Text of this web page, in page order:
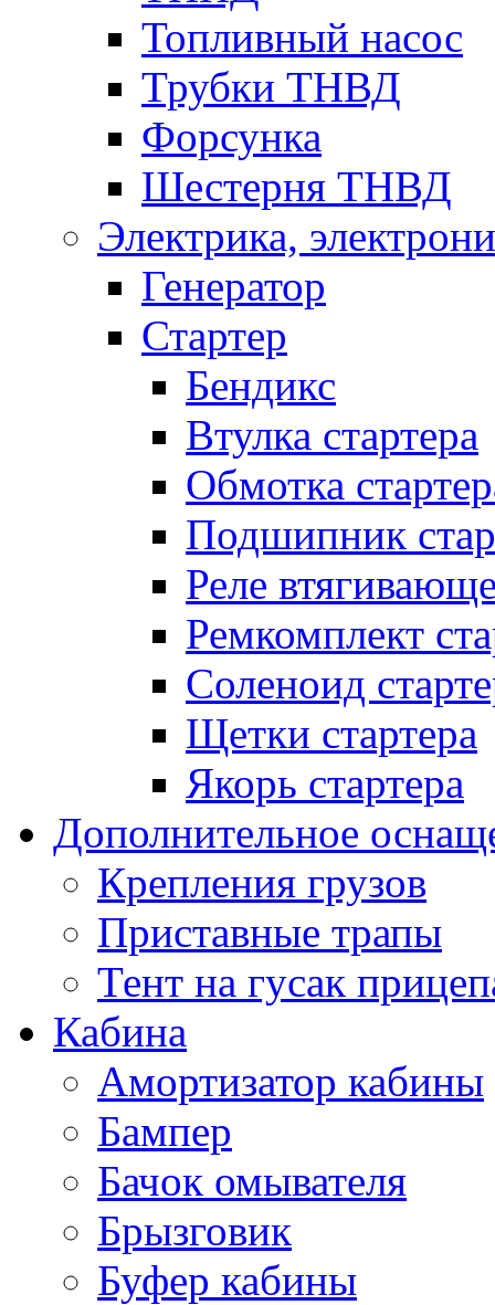
Топливный насос
Трубки ТНВД
Форсунка
Шестерня ТНВД
Электрика,
Генератор
Стартер
Бендикс
Втулка стартера
Обмотка
Подшипник
Реле
Ремкомплект
Соленоид
Щетки стартера
Якорь стартера
Дополнительное
Крепления грузов
Приставные трапы
Тент на гусак
Кабина
Амортизатор кабины
Бампер
Бачок омывателя
Брызговик
Буфер кабины